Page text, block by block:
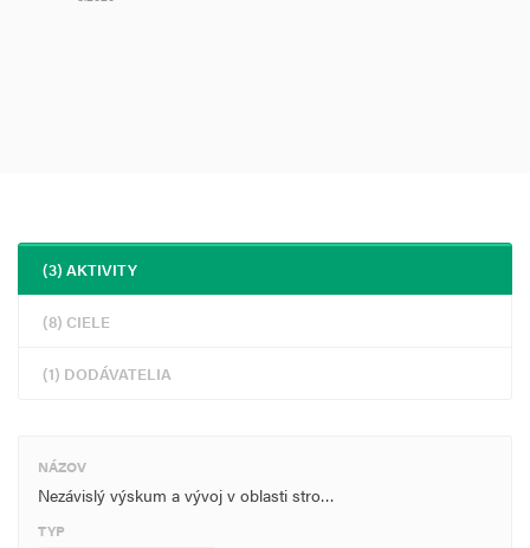
(3) AKTIVITY
(8) CIELE
(1) DODÁVATELIA
NÁZOV
Nezávislý výskum a vývoj v oblasti stro…
TYP